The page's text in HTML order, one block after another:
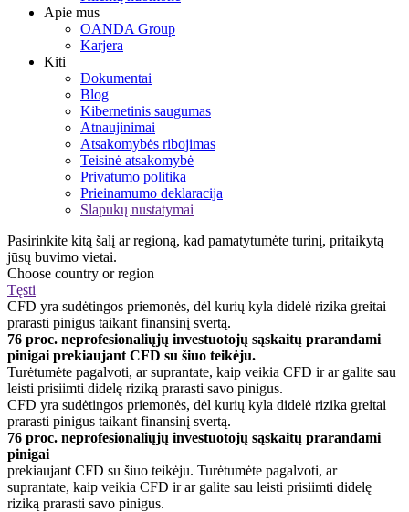
Apie mus
OANDA Group
Karjera
Kiti
Dokumentai
Blog
Kibernetinis saugumas
Atnaujinimai
Atsakomybės ribojimas
Teisinė atsakomybė
Privatumo politika
Prieinamumo deklaracija
Slapukų nustatymai
Pasirinkite kitą šalį ar regioną, kad pamatytumėte turinį, pritaikytą
jūsų buvimo vietai.
Choose country or region
Tęsti
CFD yra sudėtingos priemonės, dėl kurių kyla didelė rizika greitai
prarasti pinigus taikant finansinį svertą.
76 proc. neprofesionaliųjų investuotojų sąskaitų prarandami
pinigai prekiaujant CFD su šiuo teikėju.
Turėtumėte pagalvoti, ar suprantate, kaip veikia CFD ir ar galite sau
leisti prisiimti didelę riziką prarasti savo pinigus.
CFD yra sudėtingos priemonės, dėl kurių kyla didelė rizika greitai
prarasti pinigus taikant finansinį svertą.
76 proc. neprofesionaliųjų investuotojų sąskaitų prarandami
pinigai
prekiaujant CFD su šiuo teikėju. Turėtumėte pagalvoti, ar
suprantate, kaip veikia CFD ir ar galite sau leisti prisiimti didelę
riziką prarasti savo pinigus.